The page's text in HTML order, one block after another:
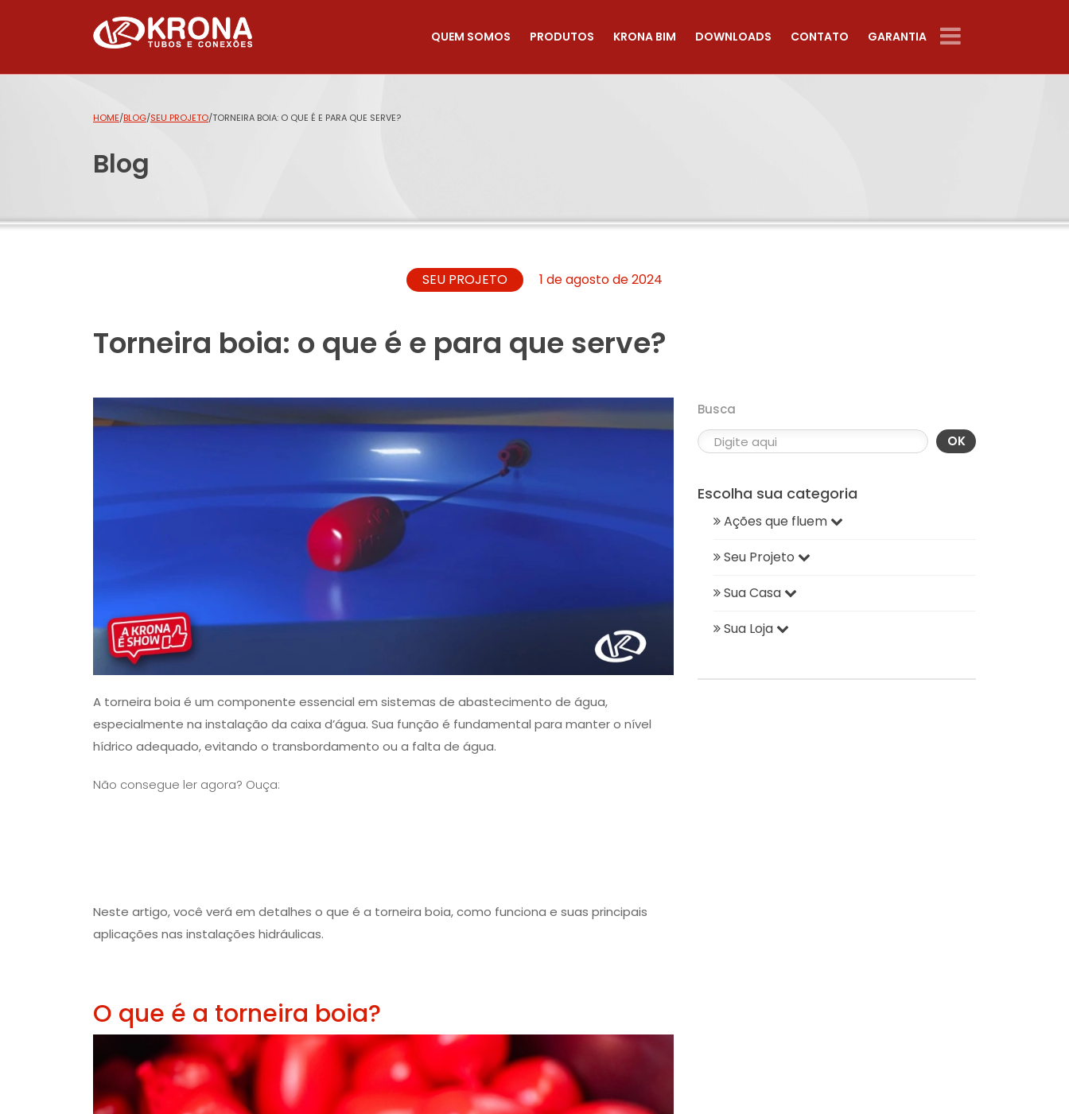
QUEM SOMOS PRODUTOS KRONA BIM DOWNLOADS CONTATO GARANTIA
HOME/BLOG/SEU PROJETO/TORNEIRA BOIA: O QUE É E PARA QUE SERVE?
Blog
SEU PROJETO 1 de agosto de 2024
Torneira boia: o que é e para que serve?
A torneira boia é um componente essencial em sistemas de abastecimento de água,
especialmente na instalação da caixa d’água. Sua função é fundamental para manter o nível
hídrico adequado, evitando o transbordamento ou a falta de água.
Não consegue ler agora? Ouça:
Neste artigo, você verá em detalhes o que é a torneira boia, como funciona e suas principais
aplicações nas instalações hidráulicas.
O que é a torneira boia?
Busca
OK
Escolha sua categoria
Ações que fluem
Seu Projeto
Sua Casa
Sua Loja